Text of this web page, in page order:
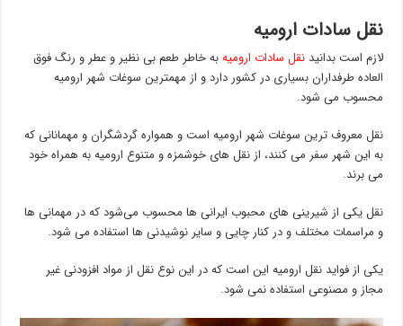
نقل سادات ارومیه
لازم است بدانیدنقل سادات ارومیهبه خاطر طعم بی نظیر و عطر و رنگ فوق
العاده طرفداران بسیاری در کشور دارد و از مهمترین سوغات شهر ارومیه
محسوب می شود.
نقل معروف ترین سوغات شهر ارومیه است و همواره گردشگران و مهمانانی که
به این شهر سفر می کنند، از نقل های خوشمزه و متنوع ارومیه به همراه خود
می برند.
نقل یکی از شیرینی های محبوب ایرانی ها محسوب می‌شود که در مهمانی ها
و مراسمات مختلف و در کنار چایی و سایر نوشیدنی ها استفاده می شود.
یکی از فواید نقل ارومیه این است که در این نوع نقل از مواد افزودنی غیر
مجاز و مصنوعی استفاده نمی شود.